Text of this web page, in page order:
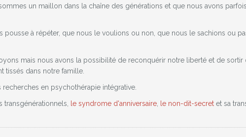
un maillon dans la chaîne des générations et que nous avons
pousse à répéter, que nous le voulions ou non, que nous le sachions ou
mais nous avons la possibilité de reconquérir notre liberté et de
tissés dans notre famille.
en psychothérapie intégrative.
transgénérationnels, le syndrome d'anniversaire le non-dit-secret et sa